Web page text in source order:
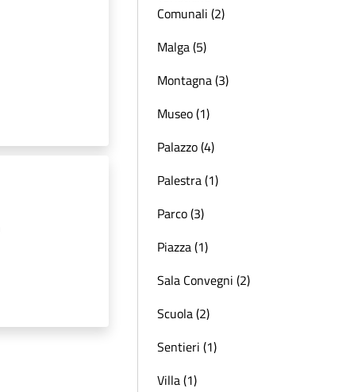
Comunali (2)
Malga (5)
Montagna (3)
Museo (1)
Palazzo (4)
Palestra (1)
Parco (3)
Piazza (1)
Sala Convegni (2)
Scuola (2)
Sentieri (1)
Villa (1)